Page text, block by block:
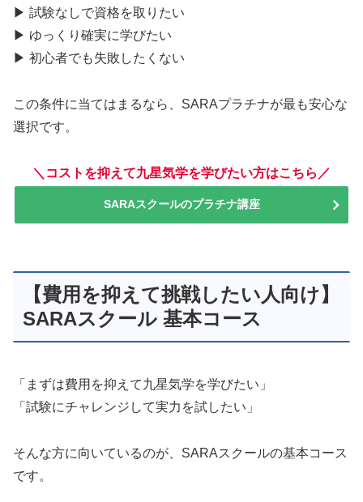
▶ 試験なしで資格を取りたい
▶ ゆっくり確実に学びたい
▶ 初心者でも失敗したくない
この条件に当てはまるなら、SARAプラチナが最も安心な
選択です。
＼コストを抑えて九星気学を学びたい方はこちら／
SARAスクールのプラチナ講座
【費用を抑えて挑戦したい人向け】
SARAスクール 基本コース
「まずは費用を抑えて九星気学を学びたい」
「試験にチャレンジして実力を試したい」
そんな方に向いているのが、SARAスクールの基本コース
です。